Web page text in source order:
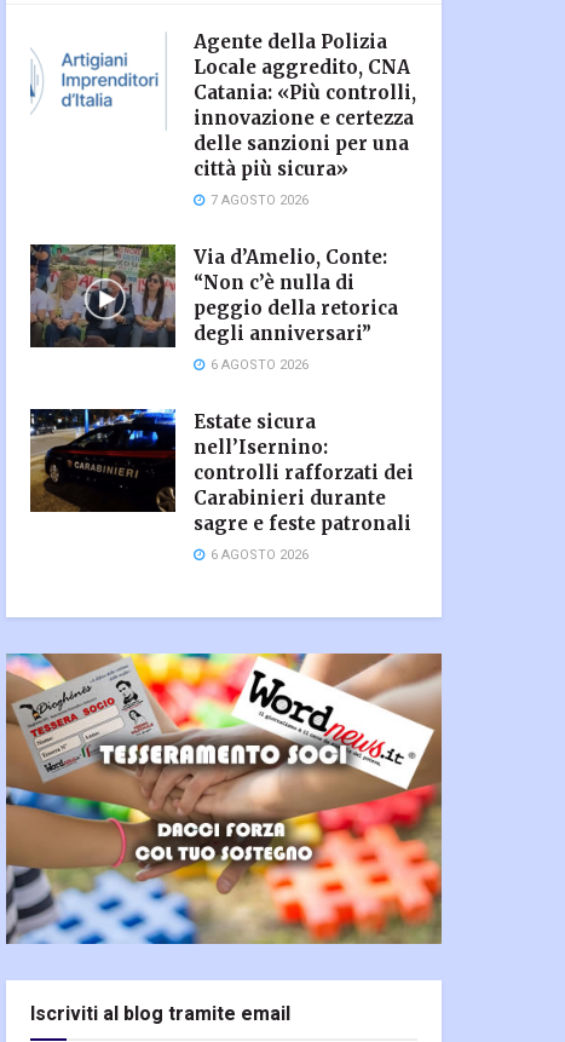
Agente della Polizia
Locale aggredito, CNA
Catania: «Più controlli,
innovazione e certezza
delle sanzioni per una
città più sicura»
7 AGOSTO 2026
Via d’Amelio, Conte:
“Non c’è nulla di
peggio della retorica
degli anniversari”
6 AGOSTO 2026
Estate sicura
nell’Isernino:
controlli rafforzati dei
Carabinieri durante
sagre e feste patronali
6 AGOSTO 2026
Iscriviti al blog tramite email